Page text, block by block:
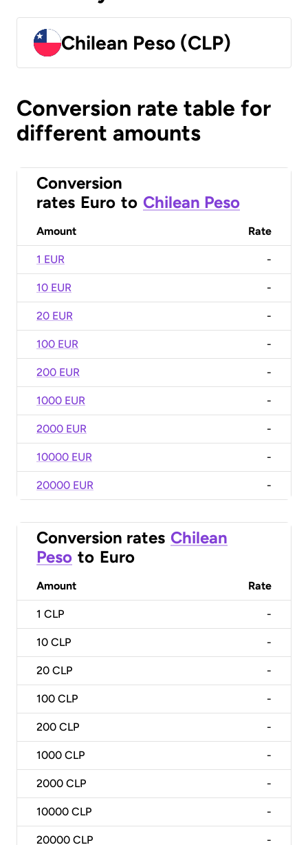
Chilean Peso (CLP)
Conversion rate table for
different amounts
Conversion
rates Euro to Chilean Peso
Amount Rate
1 EUR -
10 EUR -
20 EUR -
100 EUR -
200 EUR -
1000 EUR -
2000 EUR -
10000 EUR -
20000 EUR -
Conversion rates Chilean
Peso to Euro
Amount Rate
1 CLP -
10 CLP -
20 CLP -
100 CLP -
200 CLP -
1000 CLP -
2000 CLP -
10000 CLP -
20000 CLP -